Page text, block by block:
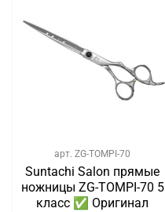
арт. ZG-TOMPI-70
Suntachi Salon прямые
ножницы ZG-TOMPI-70 5
класс ✅ Оригинал